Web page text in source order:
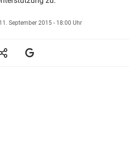
11. September 2015 - 18:00 Uhr